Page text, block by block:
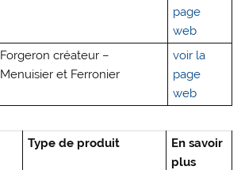
page
web
Forgeron créateur –
Menuisier et Ferronier
voir la
page
web
Type de produit
En savoir
plus